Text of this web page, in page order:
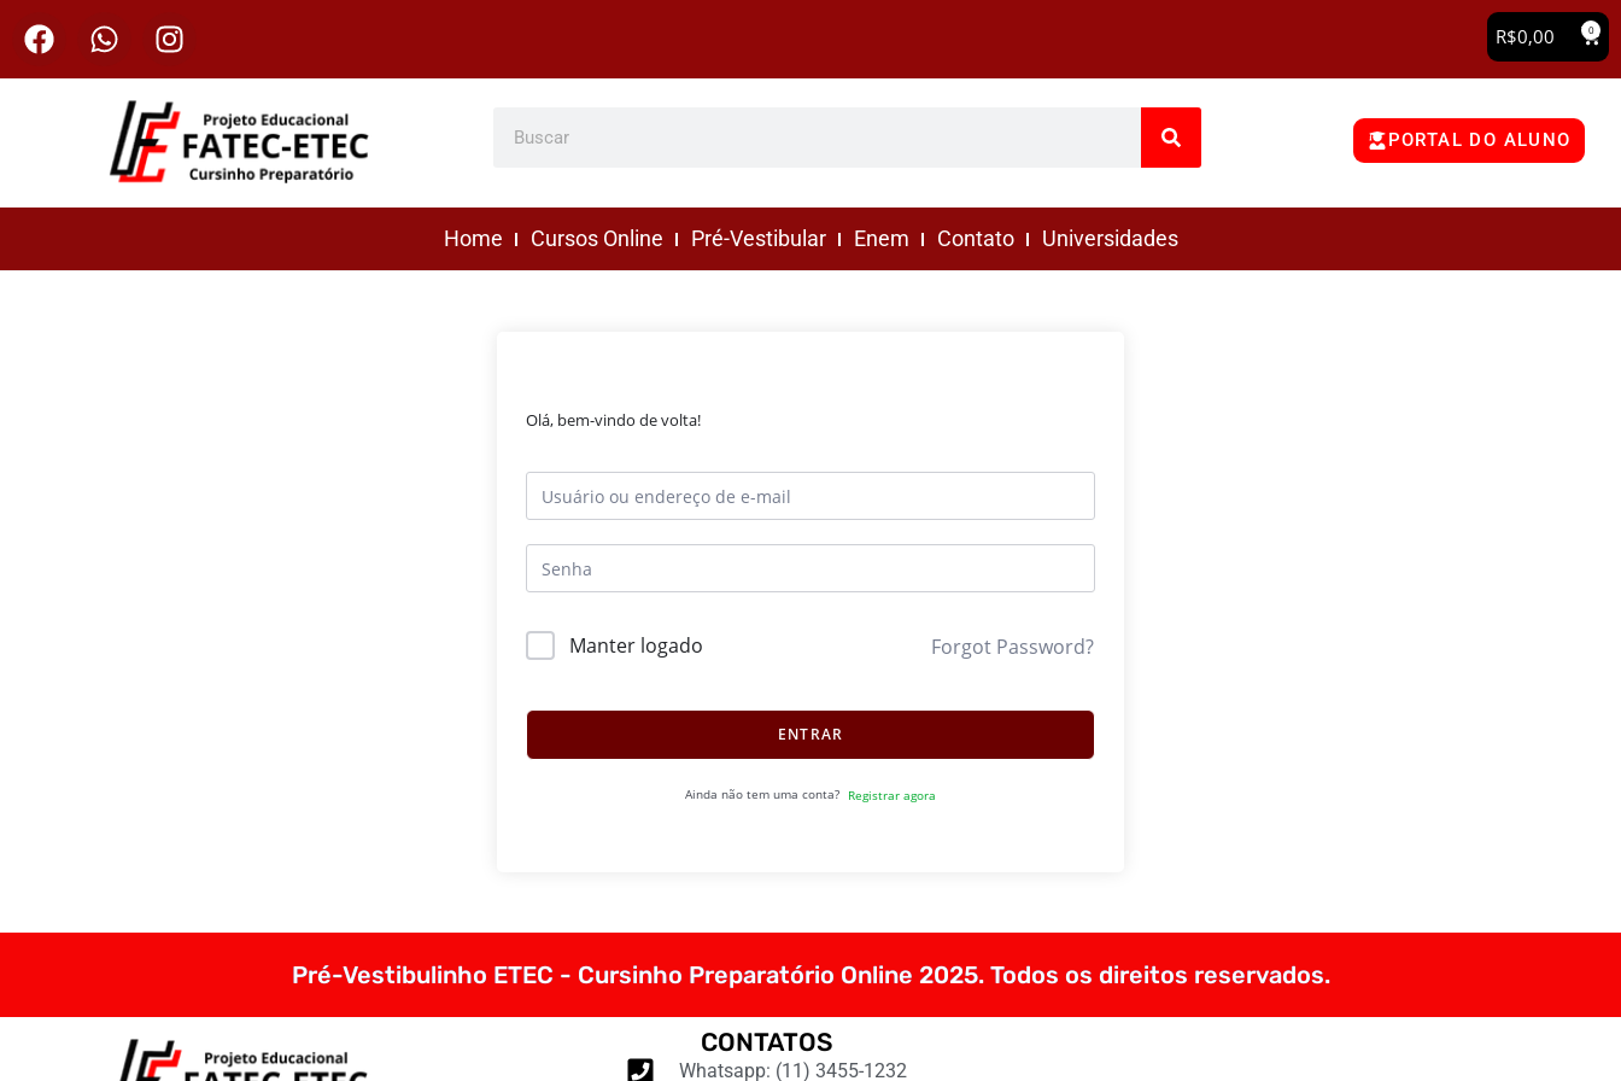
R$0,00 0
PORTAL DO ALUNO
Home Cursos Online Pré-Vestibular Enem Contato Universidades
Olá, bem-vindo de volta!
Manter logado Forgot Password?
ENTRAR
Ainda não tem uma conta? Registrar agora
Pré-Vestibulinho ETEC - Cursinho Preparatório Online 2025. Todos os direitos reservados.
CONTATOS
Whatsapp: (11) 3455-1232